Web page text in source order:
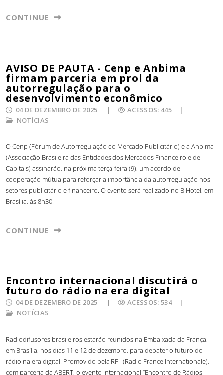
CONTINUE
AVISO DE PAUTA - Cenp e Anbima
firmam parceria em prol da
autorregulação para o
desenvolvimento econômico
NOTÍCIAS
04 DE DEZEMBRO DE 2025 ACESSOS: 445
O Cenp (Fórum de Autorregulação do Mercado Publicitário) e a Anbima
(Associação Brasileira das Entidades dos Mercados Financeiro e de
Capitais) assinarão, na próxima terça-feira (9), um acordo de
cooperação mútua para reforçar a importância da autorregulação nos
setores publicitário e financeiro. O evento será realizado no B Hotel, em
Brasília, às 8h30.
CONTINUE
Encontro internacional discutirá o
futuro do rádio na era digital
NOTÍCIAS
04 DE DEZEMBRO DE 2025 ACESSOS: 534
Radiodifusores brasileiros estarão reunidos na Embaixada da França,
em Brasília, nos dias 11 e 12 de dezembro, para debater o futuro do
rádio na era digital. Promovido pela RFI (Radio France Internationale),
com parceria da ABERT, o evento internacional “Encontro de Rádios